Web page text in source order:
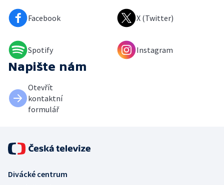
Facebook X (Twitter)
Spotify Instagram
Napište nám
Otevřít
kontaktní
formulář
Divácké centrum